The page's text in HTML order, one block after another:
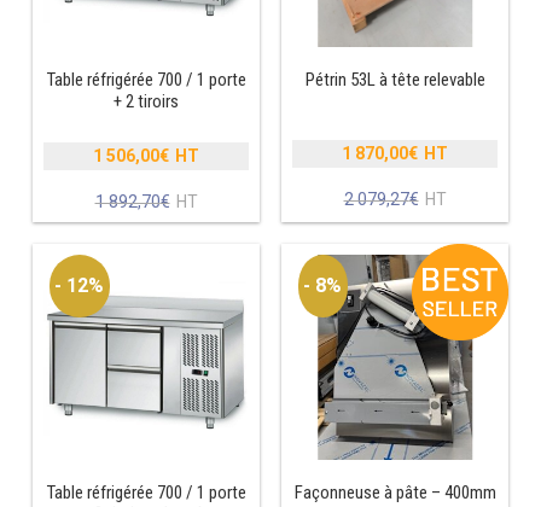
PRÉSENTOIR DE VENTE
BUFFET CHAUD / FROID
Table réfrigérée 700 / 1 porte
+ 2 tiroirs
1 892,70€
prix
1 506,00€
Le
prix
506,00€.
Pétrin 53L à tête relevable
2 079,27€
prix
2
079,27€.
1 870,00€
Le
prix
est :
1
870,00€.
- 12%
Table réfrigérée 700 / 1 porte
- 8%
Façonneuse à pâte – 400mm